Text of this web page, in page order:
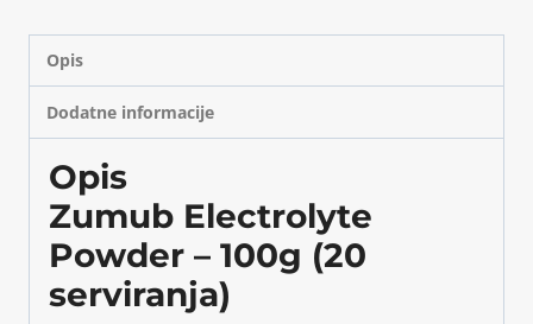
Opis
Dodatne informacije
Opis
Zumub Electrolyte
Powder – 100g (20
serviranja)